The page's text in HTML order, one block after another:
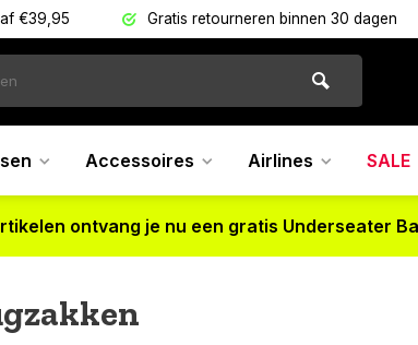
€39,95 Gratis retourneren binnen 30 dagen
Accessoires Airlines SALE
ontvang je nu een gratis Underseater